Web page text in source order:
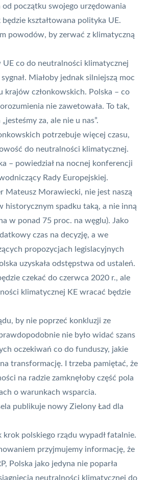
od początku swojego urzędowania
będzie kształtowana polityka UE.
powodów, by zerwać z klimatyczną
UE co do neutralności klimatycznej
Miałoby jednak silniejszą moc
krajów członkowskich. Polska – co
nie zawetowała. To tak,
za, ale nie u nas”.
potrzebuje więcej czasu,
do neutralności klimatycznej.
– powiedział na nocnej konferencji
Rady Europejskiej.
Mateusz Morawiecki, nie jest naszą
historycznym spadku taką, a nie inną
w ponad 75 proc. na węglu). Jako
czas na decyzję, a we
propozycjach legislacyjnych
uzyskała odstępstwa od ustaleń.
czekać do czerwca 2020 r., ale
klimatycznej KE wracać będzie
by nie poprzeć konkluzji ze
nie było widać szans
oczekiwań co do funduszy, jakie
transformację. I trzeba pamiętać, że
na radzie zamknęłoby część pola
o warunkach wsparcia.
publikuje nowy Zielony Ład dla
polskiego rządu wypadł fatalnie.
przyjmujemy informację, że
Polska jako jedyna nie poparła
neutralności klimatycznej do